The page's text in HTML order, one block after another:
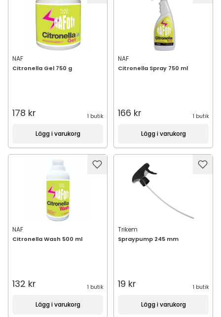
NAF
Citronella Gel 750 g
178 kr 1 butik
Lägg i varukorg
NAF
Citronella Spray 750 ml
166 kr 1 butik
Lägg i varukorg
NAF
Citronella Wash 500 ml
132 kr 1 butik
Lägg i varukorg
Trikem
Spraypump 245 mm
19 kr 1 butik
Lägg i varukorg